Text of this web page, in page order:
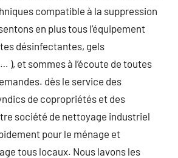
compatible à la suppression
en plus tous l’équipement
désinfectantes, gels
), et sommes à l’écoute de toutes
dès le service des
de copropriétés et des
société de nettoyage industriel
pour le ménage et
tous locaux. Nous lavons les